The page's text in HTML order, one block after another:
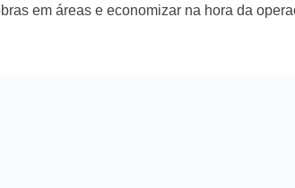
em áreas e economizar na hora da